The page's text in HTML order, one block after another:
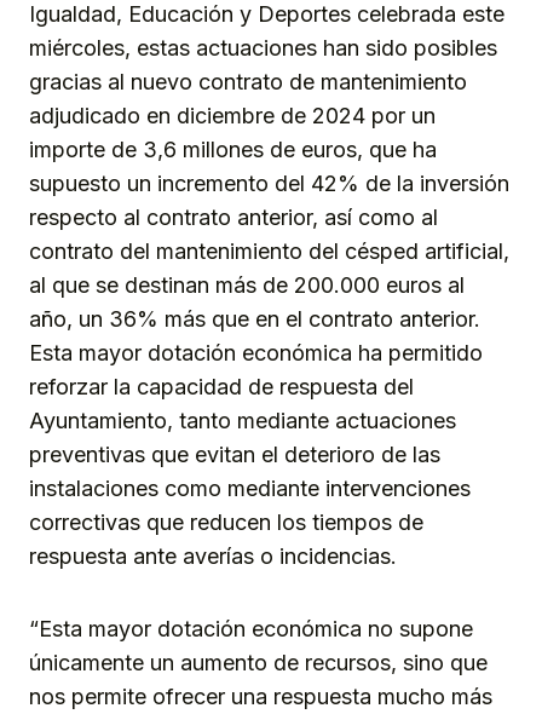
Igualdad, Educación y Deportes celebrada este
miércoles, estas actuaciones han sido posibles
gracias al nuevo contrato de mantenimiento
adjudicado en diciembre de 2024 por un
importe de 3,6 millones de euros, que ha
supuesto un incremento del 42% de la inversión
respecto al contrato anterior, así como al
contrato del mantenimiento del césped artificial,
al que se destinan más de 200.000 euros al
año, un 36% más que en el contrato anterior.
Esta mayor dotación económica ha permitido
reforzar la capacidad de respuesta del
Ayuntamiento, tanto mediante actuaciones
preventivas que evitan el deterioro de las
instalaciones como mediante intervenciones
correctivas que reducen los tiempos de
respuesta ante averías o incidencias.
“Esta mayor dotación económica no supone
únicamente un aumento de recursos, sino que
nos permite ofrecer una respuesta mucho más